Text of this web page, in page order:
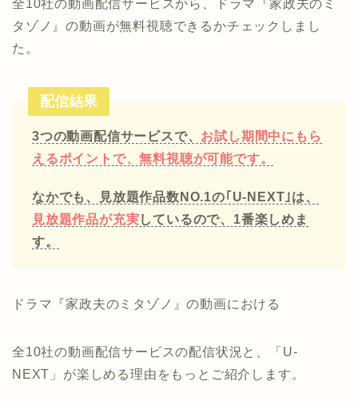
全10社の動画配信サービスから、ドラマ『家政夫のミ
タゾノ』の動画が無料視聴できるかチェックしまし
た。
配信結果
3つの動画配信サービスで、 お試し期間中にもら
えるポイントで、無料視聴が可能です。
なかでも、見放題作品数NO.1の｢U-NEXT｣は、
見放題作品が充実 しているので、1番楽しめま
す。
ドラマ『家政夫のミタゾノ』の動画における
全10社の動画配信サービスの配信状況と、「U-
NEXT」が楽しめる理由をもっとご紹介します。